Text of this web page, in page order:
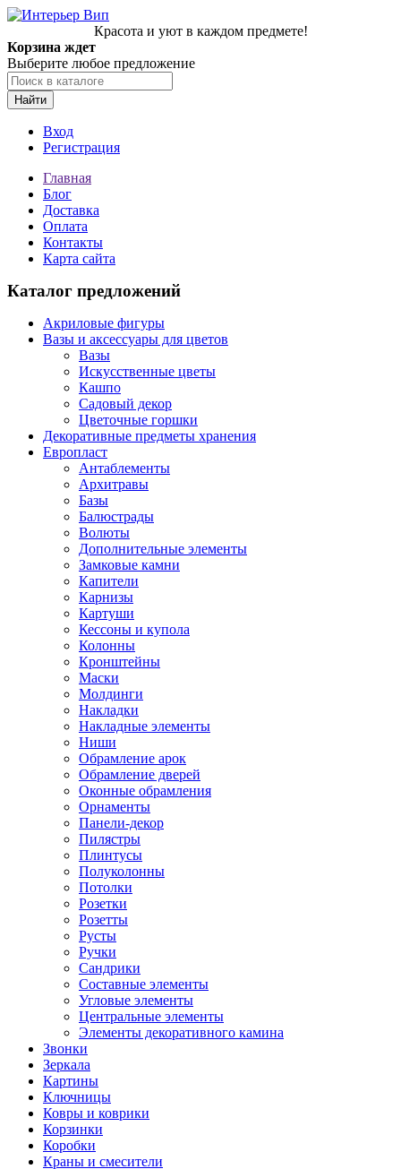
Красота и уют в каждом предмете!
Корзина ждет
Выберите любое предложение
Найти
Вход
Регистрация
Главная
Блог
Доставка
Оплата
Контакты
Карта сайта
Каталог предложений
Акриловые фигуры
Вазы и аксессуары для цветов
Вазы
Искусственные цветы
Кашпо
Садовый декор
Цветочные горшки
Декоративные предметы хранения
Европласт
Антаблементы
Архитравы
Базы
Балюстрады
Волюты
Дополнительные элементы
Замковые камни
Капители
Карнизы
Картуши
Кессоны и купола
Колонны
Кронштейны
Маски
Молдинги
Накладки
Накладные элементы
Ниши
Обрамление арок
Обрамление дверей
Оконные обрамления
Орнаменты
Панели-декор
Пилястры
Плинтусы
Полуколонны
Потолки
Розетки
Розетты
Русты
Ручки
Сандрики
Составные элементы
Угловые элементы
Центральные элементы
Элементы декоративного камина
Звонки
Зеркала
Картины
Ключницы
Ковры и коврики
Корзинки
Коробки
Краны и смесители